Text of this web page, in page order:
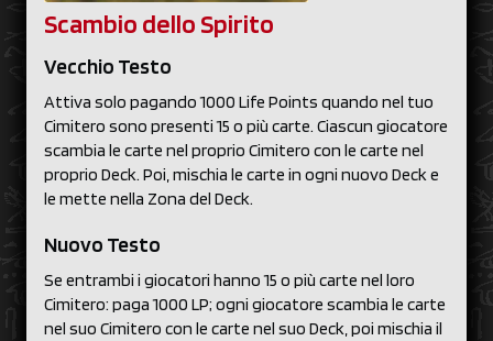
Scambio dello Spirito
Vecchio Testo
Attiva solo pagando 1000 Life Points quando nel tuo
Cimitero sono presenti 15 o più carte. Ciascun giocatore
scambia le carte nel proprio Cimitero con le carte nel
proprio Deck. Poi, mischia le carte in ogni nuovo Deck e
le mette nella Zona del Deck.
Nuovo Testo
Se entrambi i giocatori hanno 15 o più carte nel loro
Cimitero: paga 1000 LP; ogni giocatore scambia le carte
nel suo Cimitero con le carte nel suo Deck, poi mischia il